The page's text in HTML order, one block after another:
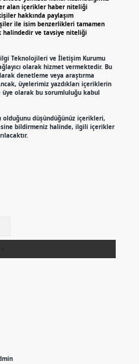
alan içerikler haber niteliği
hakkında paylaşım
ile isim benzerlikleri tamamen
ve tavsiye niteliği
Teknolojileri ve İletişim Kurumu
olarak hizmet vermektedir. Bu
denetleme veya araştırma
üyelerimiz yazdıkları içeriklerin
olarak bu sorumluluğu kabul
olduğunu düşündüğünüz içerikleri,
bildirmeniz halinde, ilgili içerikler